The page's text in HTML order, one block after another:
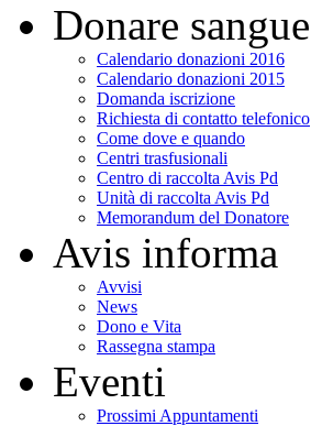
Donare sangue
Calendario donazioni 2016
Calendario donazioni 2015
Domanda iscrizione
Richiesta di contatto telefonico
Come dove e quando
Centri trasfusionali
Centro di raccolta Avis Pd
Unità di raccolta Avis Pd
Memorandum del Donatore
Avis informa
Avvisi
News
Dono e Vita
Rassegna stampa
Eventi
Prossimi Appuntamenti